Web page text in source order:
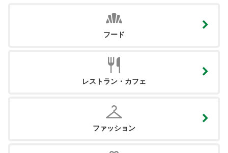
フード
レストラン・カフェ
ファッション